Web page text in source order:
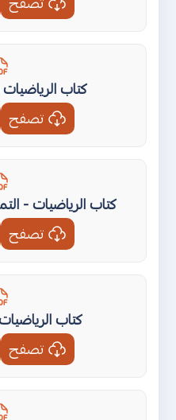
كتاب
تصفح
كتاب الرياضيات -
تصفح
كتاب
تصفح